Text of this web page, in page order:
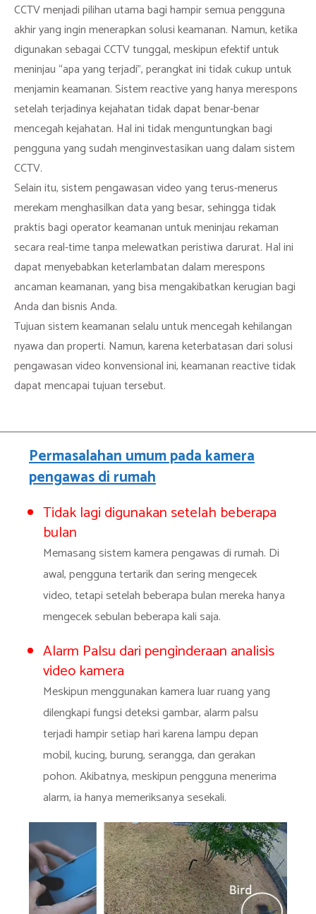
CCTV menjadi pilihan utama bagi hampir semua pengguna
akhir yang ingin menerapkan solusi keamanan. Namun, ketika
digunakan sebagai CCTV tunggal, meskipun efektif untuk
meninjau “apa yang terjadi”, perangkat ini tidak cukup untuk
menjamin keamanan. Sistem reactive yang hanya merespons
setelah terjadinya kejahatan tidak dapat benar-benar
mencegah kejahatan. Hal ini tidak menguntungkan bagi
pengguna yang sudah menginvestasikan uang dalam sistem
CCTV.
Selain itu, sistem pengawasan video yang terus-menerus
merekam menghasilkan data yang besar, sehingga tidak
praktis bagi operator keamanan untuk meninjau rekaman
secara real-time tanpa melewatkan peristiwa darurat. Hal ini
dapat menyebabkan keterlambatan dalam merespons
ancaman keamanan, yang bisa mengakibatkan kerugian bagi
Anda dan bisnis Anda.
Tujuan sistem keamanan selalu untuk mencegah kehilangan
nyawa dan properti. Namun, karena keterbatasan dari solusi
pengawasan video konvensional ini, keamanan reactive tidak
dapat mencapai tujuan tersebut.
Permasalahan umum pada kamera
pengawas di rumah
Tidak lagi digunakan setelah beberapa
bulan
Memasang sistem kamera pengawas di rumah. Di
awal, pengguna tertarik dan sering mengecek
video, tetapi setelah beberapa bulan mereka hanya
mengecek sebulan beberapa kali saja.
Alarm Palsu dari penginderaan analisis
video kamera
Meskipun menggunakan kamera luar ruang yang
dilengkapi fungsi deteksi gambar, alarm palsu
terjadi hampir setiap hari karena lampu depan
mobil, kucing, burung, serangga, dan gerakan
pohon. Akibatnya, meskipun pengguna menerima
alarm, ia hanya memeriksanya sesekali.